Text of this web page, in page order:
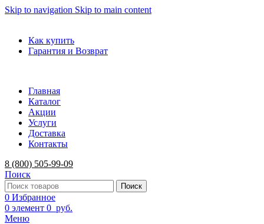
Skip to navigation Skip to main content
Как купить
Гарантия и Возврат
Главная
Каталог
Акции
Услуги
Доставка
Контакты
8 (800) 505-99-09
Поиск
Поиск
0 Избранное
0 элемент 0 руб.
Меню